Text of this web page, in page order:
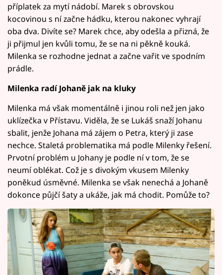
příplatek za mytí nádobí. Marek s obrovskou
kocovinou s ní začne hádku, kterou nakonec vyhrají
oba dva. Divíte se? Marek chce, aby odešla a přizná, že
ji přijmul jen kvůli tomu, že se na ni pěkně kouká.
Milenka se rozhodne jednat a začne vařit ve spodním
prádle.
Milenka radí Johaně jak na kluky
Milenka má však momentálně i jinou roli než jen jako
uklízečka v Přístavu. Viděla, že se Lukáš snaží Johanu
sbalit, jenže Johana má zájem o Petra, který ji zase
nechce. Staletá problematika má podle Milenky řešení.
Prvotní problém u Johany je podle ní v tom, že se
neumí oblékat. Což je s divokým vkusem Milenky
poněkud úsměvné. Milenka se však nenechá a Johaně
dokonce půjčí šaty a ukáže, jak má chodit. Pomůže to?